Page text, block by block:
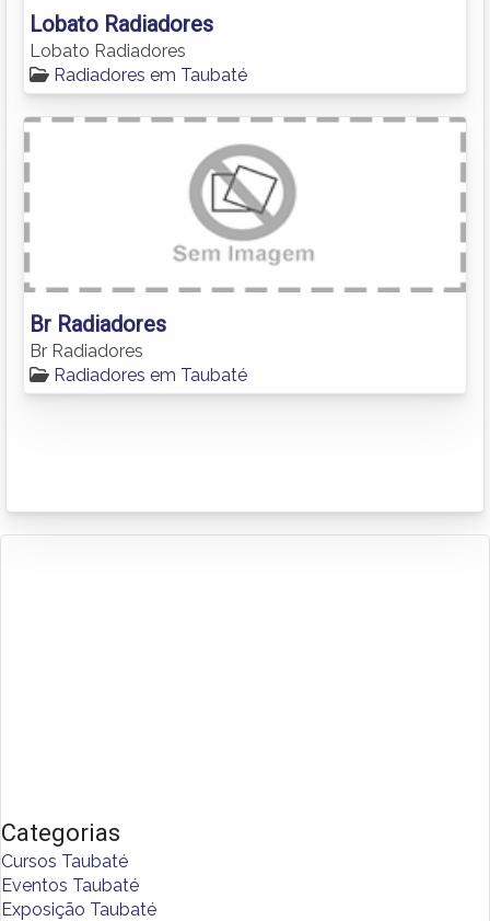
Lobato Radiadores
Lobato Radiadores
Radiadores em Taubaté
Br Radiadores
Br Radiadores
Radiadores em Taubaté
Categorias
Cursos Taubaté
Eventos Taubaté
Exposição Taubaté